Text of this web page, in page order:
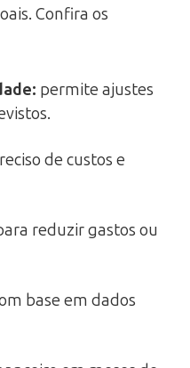
Confira os
: permite ajustes
de custos e
reduzir gastos ou
base em dados